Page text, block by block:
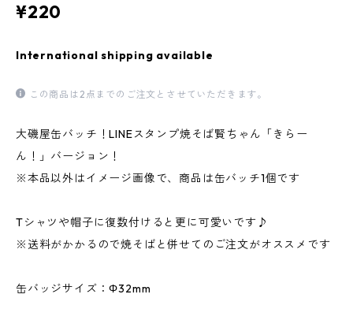
¥220
International shipping available
この商品は2点までのご注文とさせていただきます。
大磯屋缶バッチ！LINEスタンプ焼そば賢ちゃん「きらー
ん！」バージョン！
※本品以外はイメージ画像で、商品は缶バッチ1個です
Tシャツや帽子に復数付けると更に可愛いです♪
※送料がかかるので焼そばと併せてのご注文がオススメです
缶バッジサイズ：Φ32mm